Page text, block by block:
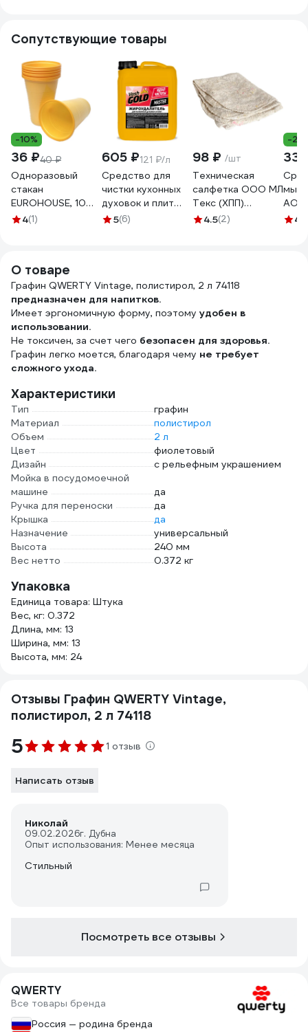
Сопутствующие товары
-10%
36 ₽40 ₽
Одноразовый
стакан
EUROHOUSE, 10
шт, 200 мл,
4(1)
605 ₽121 ₽/л
Средство для
чистки кухонных
духовок и плит
VASH GOLD
5(6)
98 ₽ /шт
Техническая
салфетка ООО МЛ
Текс (ХПП)
80x100 см, серая,
4.5(2)
-
4.7
О товаре
Графин QWERTY Vintage, полистирол, 2 л 74118
предназначен для напитков.
Имеет эргономичную форму, поэтому удобен в
использовании.
Не токсичен, за счет чего безопасен для здоровья.
Графин легко моется, благодаря чему не требует
сложного ухода.
Характеристики
Тип
графин
Материал
полистирол
Объем
2 л
Цвет
фиолетовый
Дизайн
с рельефным украшением
Мойка в посудомоечной
машине
да
Ручка для переноски
да
Крышка
да
Назначение
универсальный
Высота
240 мм
Вес нетто
0.372 кг
Упаковка
Единица товара: Штука
Вес, кг: 0.372
Длина, мм: 13
Ширина, мм: 13
Высота, мм: 24
Отзывы Графин QWERTY Vintage,
полистирол, 2 л 74118
5 1 отзыв
Написать отзыв
Николай
09.02.2026г. Дубна
Опыт использования: Менее месяца
Стильный
Посмотреть все отзывы
QWERTY
Все товары бренда
Россия — родина бренда